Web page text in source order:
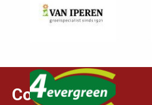
Contact